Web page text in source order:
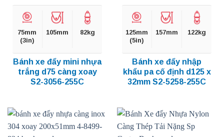
75mm
(3in)
105mm 82kg
Bánh xe đẩy mini nhựa
trắng d75 càng xoay
S2-3056-255C
125mm
(5in)
157mm 122kg
Bánh xe đẩy nhập
khẩu pa cố định d125 x
32mm S2-5258-255C